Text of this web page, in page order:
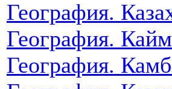
География.
География.
География.